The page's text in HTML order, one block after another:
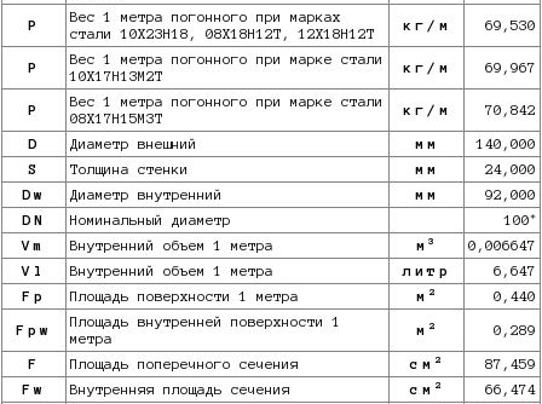
P
Вес 1 метра погонного при марках
стали 10Х23Н18, 08Х18Н12Т, 12Х18Н12Т
кг/м 69,530
P
Вес 1 метра погонного при марке стали
10X17Н13М2Т
кг/м 69,967
P
Вес 1 метра погонного при марке стали
08Х17Н15М3Т
кг/м 70,842
D Диаметр внешний мм
140,000
S
Толщина стенки мм
24,000
Dw
Диаметр внутренний мм
92,000
DN
Номинальный диаметр 100*
Vm Внутренний объем 1 метра м 3
0,006647
Vl
Внутренний объем 1 метра литр
6,647
Fp
Площадь поверхности 1 метра м 2 0,440
Fpw
Площадь внутренней поверхности 1
метра
м 2 0,289
F Площадь поперечного сечения см 2
87,459
Fw
Внутренняя площадь сечения см 2
66,474